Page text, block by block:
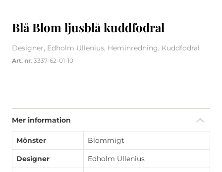
Blå Blom ljusblå kuddfodral
Designer, Edholm Ullenius, Heminredning, Kuddfodral
Art. nr: 3337-62-01-10
Mer information
Mönster Blommigt
Designer Edholm Ullenius